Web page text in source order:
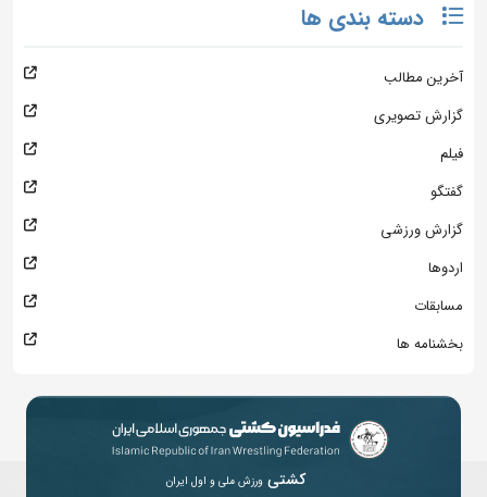
دسته بندی ها
آخرین مطالب
گزارش تصویری
فیلم
گفتگو
گزارش ورزشی
اردوها
مسابقات
بخشنامه ها
کشتی ورزش ملی و اول ایران